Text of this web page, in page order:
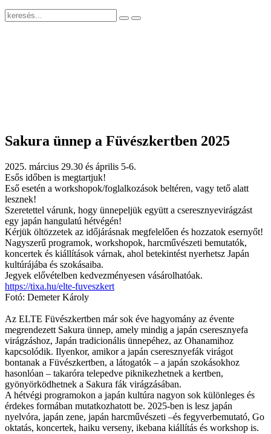
Sakura ünnep a Füvészkertben 2025
2025. március 29.30 és április 5-6.
Esős időben is megtartjuk!
Eső esetén a workshopok/foglalkozások beltéren, vagy tető alatt
lesznek!
Szeretettel várunk, hogy ünnepeljük együtt a cseresznyevirágzást
egy japán hangulatú hétvégén!
Kérjük öltözzetek az időjárásnak megfelelően és hozzatok esernyőt!
Nagyszerű programok, workshopok, harcművészeti bemutatók,
koncertek és kiállítások várnak, ahol betekintést nyerhetsz Japán
kultúrájába és szokásaiba.
Jegyek elővételben kedvezményesen vásárolhatóak.
https://tixa.hu/elte-fuveszkert
Fotó: Demeter Károly
Az ELTE Füvészkertben már sok éve hagyomány az évente
megrendezett Sakura ünnep, amely mindig a japán cseresznyefa
virágzáshoz, Japán tradicionális ünnepéhez, az Ohanamihoz
kapcsolódik. Ilyenkor, amikor a japán cseresznyefák virágot
bontanak a Füvészkertben, a látogatók – a japán szokásokhoz
hasonlóan – takaróra telepedve piknikezhetnek a kertben,
gyönyörködhetnek a Sakura fák virágzásában.
A hétvégi programokon a japán kultúra nagyon sok különleges és
érdekes formában mutatkozhatott be. 2025-ben is lesz japán
nyelvóra, japán zene, japán harcművészeti –és fegyverbemutató, Go
oktatás, koncertek, haiku verseny, ikebana kiállítás és workshop is.